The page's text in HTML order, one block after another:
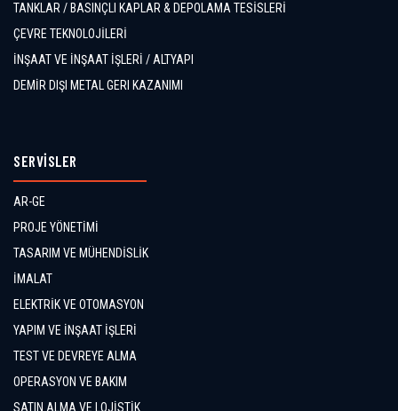
TANKLAR / BASINÇLI KAPLAR & DEPOLAMA TESİSLERİ
ÇEVRE TEKNOLOJİLERİ
İNŞAAT VE İNŞAAT İŞLERİ / ALTYAPI
DEMİR DIŞI METAL GERI KAZANIMI
SERVİSLER
AR-GE
PROJE YÖNETİMİ
TASARIM VE MÜHENDİSLİK
İMALAT
ELEKTRİK VE OTOMASYON
YAPIM VE İNŞAAT İŞLERİ
TEST VE DEVREYE ALMA
OPERASYON VE BAKIM
SATIN ALMA VE LOJİSTİK